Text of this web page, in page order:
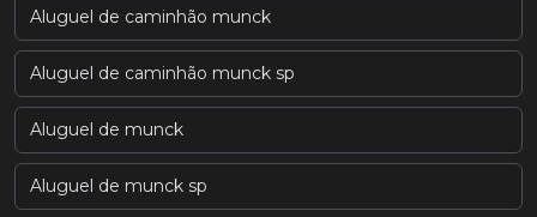
Aluguel de caminhão munck
Aluguel de caminhão munck sp
Aluguel de munck
Aluguel de munck sp